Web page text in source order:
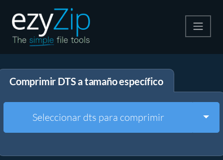
Descomprime
Otras herramientas
Comprimir DTS a tamaño específico
Seleccionar dts para comprimir